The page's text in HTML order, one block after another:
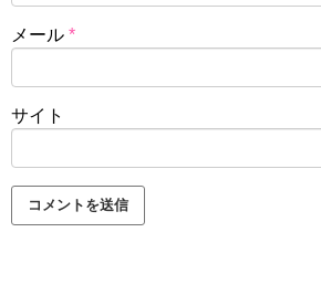
メール *
サイト